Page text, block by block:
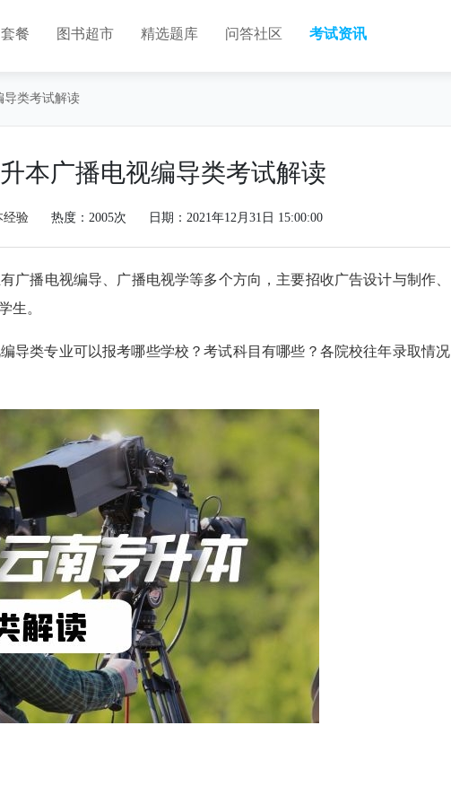
餐 图书超市 精选题库 问答社区 考试资讯
导类考试解读
本广播电视编导类考试解读
经验 热度：2005次 日期：2021年12月31日 15:00:00
广播电视编导、广播电视学等多个方向，主要招收广告设计与制作、
生。
导类专业可以报考哪些学校？考试科目有哪些？各院校往年录取情况